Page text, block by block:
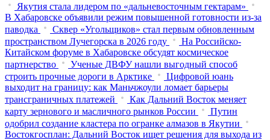
Якутия стала лидером по «дальневосточным гектарам»
В Хабаровске объявили режим повышенной готовности из‑за
паводка
Сквер «Угольщиков» стал первым обновленным
пространством Лучегорска в 2026 году
На Российско-
Китайском форуме в Хабаровске обсудят космическое
партнерство
Ученые ДВФУ нашли выгодный способ
строить прочные дороги в Арктике
Цифровой юань
выходит на границу: как Маньчжоули ломает барьеры
трансграничных платежей
Как Дальний Восток меняет
карту зернового и масличного рынков России
Путин
одобрил создание кластера по огранке алмазов в Якутии
Востокгосплан: Дальний Восток ищет решения для выхода из